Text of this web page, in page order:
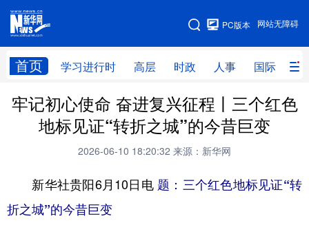
网站无障碍
PC版本
首页 学习进行时 高层 时政 人事 国际 财
网站地图
学习进行时 高层 时政 人事
国际 财经 网评 港澳
科技 科创 量子 体育
文化
牢记初心使命 奋进复兴征程丨三个红色
地标见证“转折之城”的今昔巨变
2026-06-10 18:20:32 来源：新华网
新华社贵阳6月10日电 题：三个红色地标见证“转
折之城”的今昔巨变